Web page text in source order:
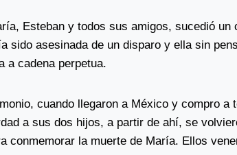
Esteban y todos sus amigos, sucedió un
sido asesinada de un disparo y ella sin
a cadena perpetua.
cuando llegaron a México y compro a
a sus dos hijos, a partir de ahí, se
conmemorar la muerte de María. Ellos